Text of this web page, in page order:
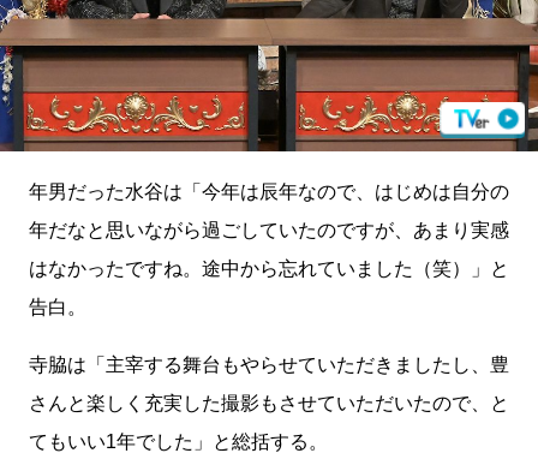
年男だった水谷は「今年は辰年なので、はじめは自分の
年だなと思いながら過ごしていたのですが、あまり実感
はなかったですね。途中から忘れていました（笑）」と
告白。
寺脇は「主宰する舞台もやらせていただきましたし、豊
さんと楽しく充実した撮影もさせていただいたので、と
てもいい1年でした」と総括する。